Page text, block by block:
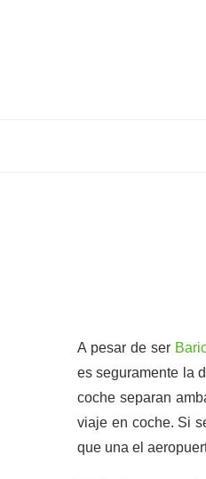
A pesar de ser
es seguramente la
coche separan
viaje en coche. Si
que una el